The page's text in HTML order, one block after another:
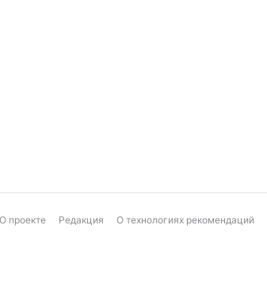
О проекте Редакция О технологиях рекомендаций